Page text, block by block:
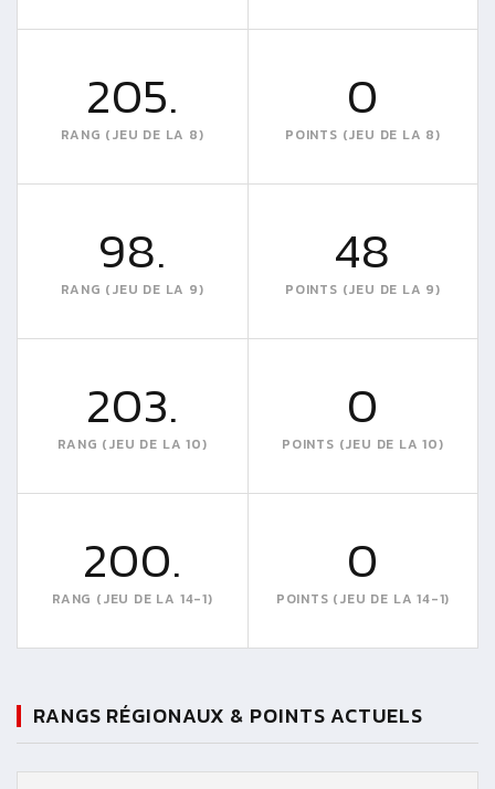
205.
RANG (JEU DE LA 8)
0
POINTS (JEU DE LA 8)
98.
RANG (JEU DE LA 9)
48
POINTS (JEU DE LA 9)
203.
RANG (JEU DE LA 10)
0
POINTS (JEU DE LA 10)
200.
RANG (JEU DE LA 14-1)
0
POINTS (JEU DE LA 14-1)
RANGS RÉGIONAUX & POINTS ACTUELS